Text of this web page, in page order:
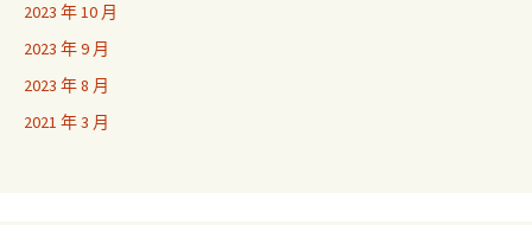
2023 年 10 月
2023 年 9 月
2023 年 8 月
2021 年 3 月